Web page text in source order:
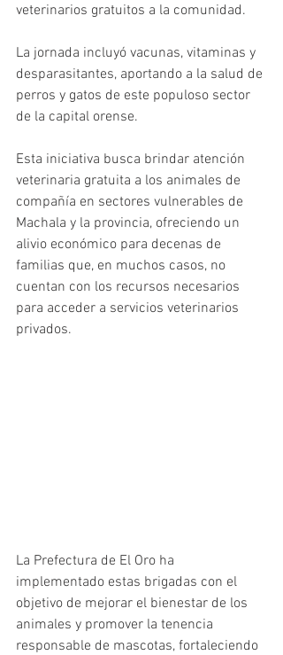
veterinarios gratuitos a la comunidad.
La jornada incluyó vacunas, vitaminas y
desparasitantes, aportando a la salud de
perros y gatos de este populoso sector
de la capital orense.
Esta iniciativa busca brindar atención
veterinaria gratuita a los animales de
compañía en sectores vulnerables de
Machala y la provincia, ofreciendo un
alivio económico para decenas de
familias que, en muchos casos, no
cuentan con los recursos necesarios
para acceder a servicios veterinarios
privados.
La Prefectura de El Oro ha
implementado estas brigadas con el
objetivo de mejorar el bienestar de los
animales y promover la tenencia
responsable de mascotas, fortaleciendo